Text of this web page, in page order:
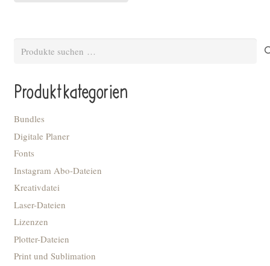
Suchen
Produktkategorien
Bundles
Digitale Planer
Fonts
Instagram Abo-Dateien
Kreativdatei
Laser-Dateien
Lizenzen
Plotter-Dateien
Print und Sublimation